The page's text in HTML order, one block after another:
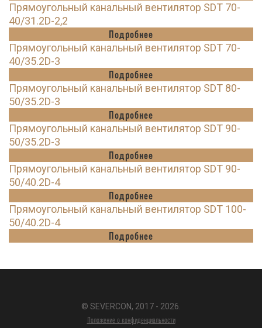
Прямоугольный канальный вентилятор SDT 70-
40/31.2D-2,2
Подробнее
Прямоугольный канальный вентилятор SDT 70-
40/35.2D-3
Подробнее
Прямоугольный канальный вентилятор SDT 80-
50/35.2D-3
Подробнее
Прямоугольный канальный вентилятор SDT 90-
50/35.2D-3
Подробнее
Прямоугольный канальный вентилятор SDT 90-
50/40.2D-4
Подробнее
Прямоугольный канальный вентилятор SDT 100-
50/40.2D-4
Подробнее
© SEVERCON, 2017 - 2026.
Положение о конфиденциальности